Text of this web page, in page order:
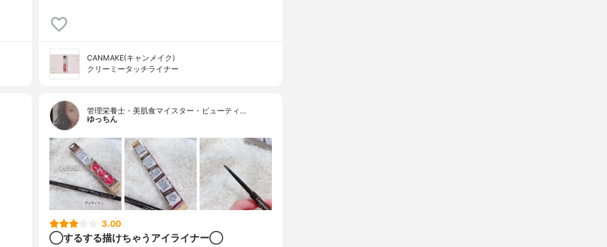
CANMAKE(キャンメイク)
クリーミータッチライナー
管理栄養士・美肌食マイスター・ビューティ…
ゆっちん
3.00
◯するする描けちゃうアイライナー◯